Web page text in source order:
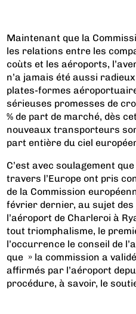
Maintenant que la
les relations entre les
coùts et les aéroports,
n’a jamais été aussi
plates-formes
sérieuses promesses de
% de part de marché, dès
nouveaux transporteurs
part entière du ciel
C’est avec soulagement
travers l’Europe ont pris
de la Commission
février dernier, au sujet
l’aéroport de Charleroi à
tout triomphalisme, le
l’occurrence le conseil de
que » la commission a
affirmés par l’aéroport
procédure, à savoir, le